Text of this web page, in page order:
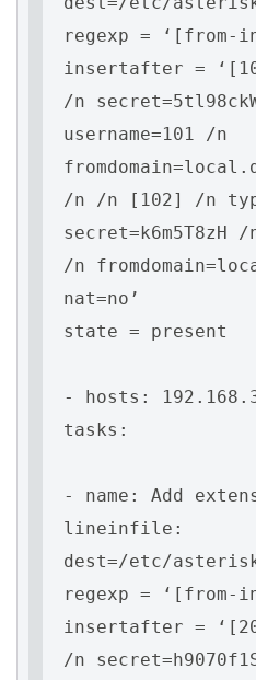
regexp = ‘[from-
insertafter =
/n
username=101 /n
/n /n [102] /n
secret=k6m5T8zH /
/n
nat=no’
state = present
- hosts:
tasks:
- name: Add
lineinfile:
dest=/etc/
regexp = ‘[from-
insertafter =
/n